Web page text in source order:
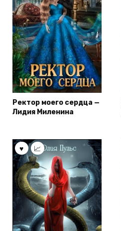
Ректор моего сердца —
Лидия Миленина